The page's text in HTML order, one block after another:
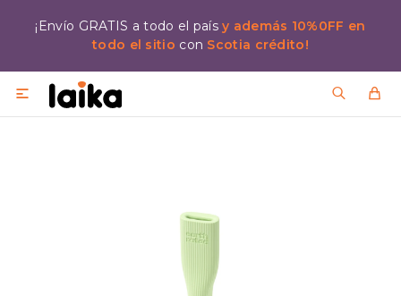
¡Envío GRATIS a todo el paísy además 10%0FF en
todo el sitio con Scotia crédito!
